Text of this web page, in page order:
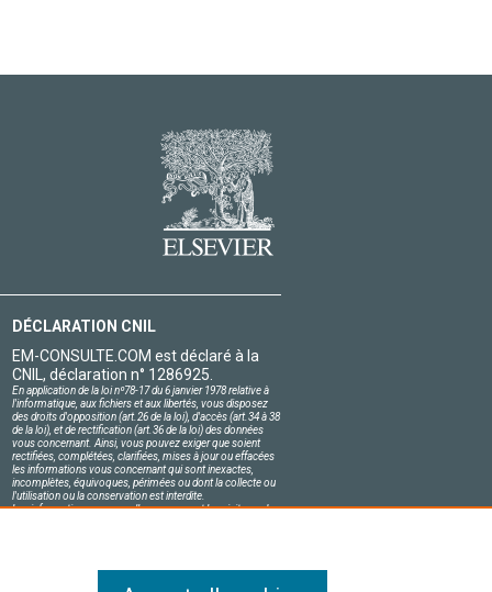
DÉCLARATION CNIL
EM-CONSULTE.COM est déclaré à la
CNIL, déclaration n° 1286925.
En application de la loi nº78-17 du 6 janvier 1978 relative à
l'informatique, aux fichiers et aux libertés, vous disposez
des droits d'opposition (art.26 de la loi), d'accès (art.34 à 38
de la loi), et de rectification (art.36 de la loi) des données
vous concernant. Ainsi, vous pouvez exiger que soient
rectifiées, complétées, clarifiées, mises à jour ou effacées
les informations vous concernant qui sont inexactes,
incomplètes, équivoques, périmées ou dont la collecte ou
l'utilisation ou la conservation est interdite.
Les informations personnelles concernant les visiteurs de